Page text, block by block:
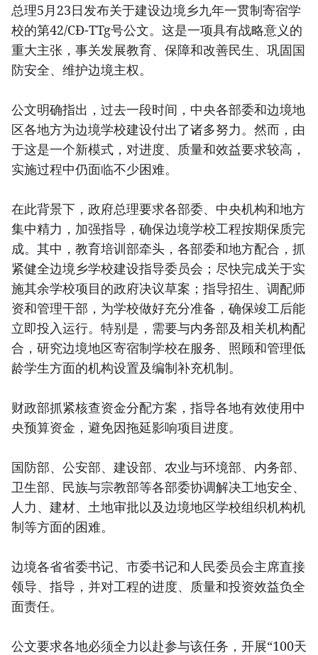
总理5月23日发布关于建设边境乡九年一贯制寄宿学
校的第42/CĐ-TTg号公文。这是一项具有战略意义的
重大主张，事关发展教育、保障和改善民生、巩固国
防安全、维护边境主权。
公文明确指出，过去一段时间，中央各部委和边境地
区各地方为边境学校建设付出了诸多努力。然而，由
于这是一个新模式，对进度、质量和效益要求较高，
实施过程中仍面临不少困难。
在此背景下，政府总理要求各部委、中央机构和地方
集中精力，加强指导，确保边境学校工程按期保质完
成。其中，教育培训部牵头，各部委和地方配合，抓
紧健全边境乡学校建设指导委员会；尽快完成关于实
施其余学校项目的政府决议草案；指导招生、调配师
资和管理干部，为学校做好充分准备，确保竣工后能
立即投入运行。特别是，需要与内务部及相关机构配
合，研究边境地区寄宿制学校在服务、照顾和管理低
龄学生方面的机构设置及编制补充机制。
财政部抓紧核查资金分配方案，指导各地有效使用中
央预算资金，避免因拖延影响项目进度。
国防部、公安部、建设部、农业与环境部、内务部、
卫生部、民族与宗教部等各部委协调解决工地安全、
人力、建材、土地审批以及边境地区学校组织机构机
制等方面的困难。
边境各省省委书记、市委书记和人民委员会主席直接
领导、指导，并对工程的进度、质量和投资效益负全
面责任。
公文要求各地必须全力以赴参与该任务，开展“100天